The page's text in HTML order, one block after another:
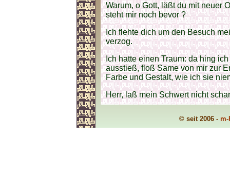
Warum, o Gott, läßt du mit neuer
steht mir noch bevor ?
Ich flehte dich um den Besuch
verzog.
Ich hatte einen Traum: da hing
ausstieß, floß Same von mir zur
Farbe und Gestalt, wie ich sie
Herr, laß mein Schwert nicht
© seit 2006 - m-